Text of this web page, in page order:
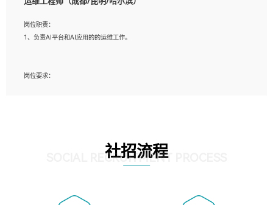
2、熟悉linux命令；
4、熟练使用oracle、mysql进行开发；
5、熟悉流程开发如使用activiti；
岗位职责：
1、负责AI平台和AI应用的的运维工作。
岗位要求：
4、掌握DevOps思想、方法和流程。Jenkins工具使用；
5、掌握常见中间件配置与优化，如mysql、nginx等；
社招流程
SOCIAL RECRUITMENT PROCESS